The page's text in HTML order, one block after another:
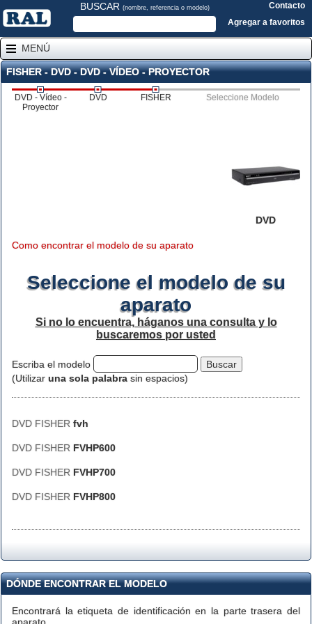
BUSCAR (nombre, referencia o modelo)
Contacto
Agregar a favoritos
MENÚ
FISHER - DVD - DVD - VÍDEO - PROYECTOR
DVD - Vídeo -
Proyector
DVD FISHER Seleccione Modelo
DVD
Como encontrar el modelo de su aparato
Seleccione el modelo de su
aparato
Si no lo encuentra, háganos una consulta y lo
buscaremos por usted
Escriba el modelo
(Utilizar una sola palabra sin espacios)
DVD FISHER fvh
DVD FISHER FVHP600
DVD FISHER FVHP700
DVD FISHER FVHP800
DÓNDE ENCONTRAR EL MODELO
Encontrará la etiqueta de identificación en la parte trasera del